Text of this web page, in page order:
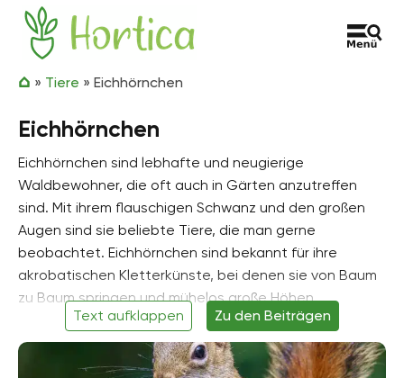
Zum Inhalt springen
Hortica
» Tiere » Eichhörnchen
Eichhörnchen
Eichhörnchen sind lebhafte und neugierige
Waldbewohner, die oft auch in Gärten anzutreffen
sind. Mit ihrem flauschigen Schwanz und den großen
Augen sind sie beliebte Tiere, die man gerne
beobachtet. Eichhörnchen sind bekannt für ihre
akrobatischen Kletterkünste, bei denen sie von Baum
zu Baum springen und mühelos große Höhen
erklimmen. Sie sind ausgezeichnete Vorratssammler
und verstecken Nüsse und Samen an verschiedenen
Orten, um sich auf den Winter vorzubereiten. Häufig
Text aufklappen Zu den Beiträgen